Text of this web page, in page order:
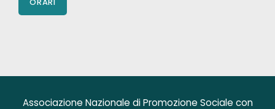
ORARI
Associazione Nazionale di Promozione Sociale con